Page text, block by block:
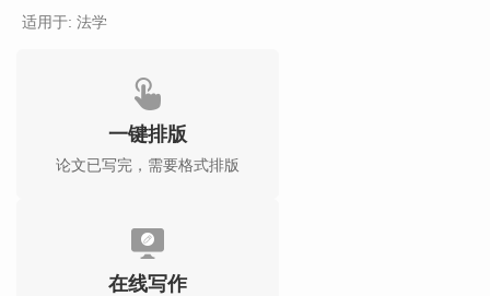
适用于: 法学
一键排版
论文已写完，需要格式排版
在线写作